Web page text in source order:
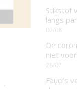
Stikstof
langs
02/08
De
niet
28/07
Fauci’s